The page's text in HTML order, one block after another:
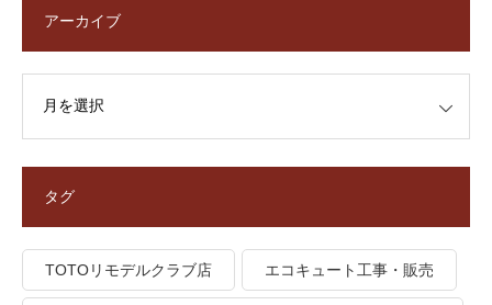
アーカイブ
タグ
TOTOリモデルクラブ店 エコキュート工事・販売